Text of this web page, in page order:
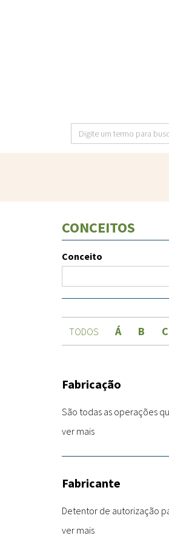
pressione
Enter
CONCEITOS
Conceito
TODOS Á B C
Fabricação
São todas as operações
ver mais
Fabricante
Detentor de autorização
ver mais